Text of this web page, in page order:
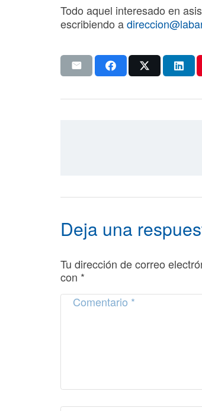
Todo aquel interesado en
escribiendo a
Deja una
Tu dirección de correo
con *